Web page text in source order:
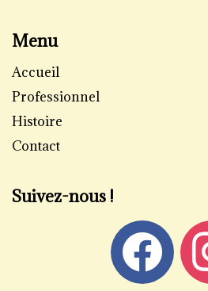
Menu
Accueil
Professionnel
Histoire
Contact
Suivez-nous !